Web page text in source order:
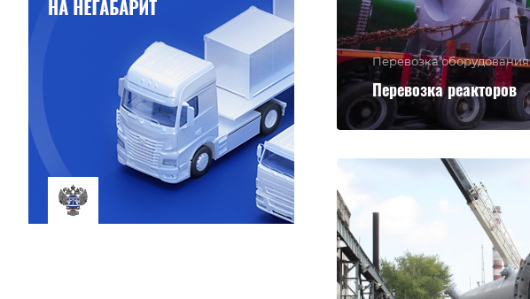
Перевозка оборудования
Перевозка реакторов